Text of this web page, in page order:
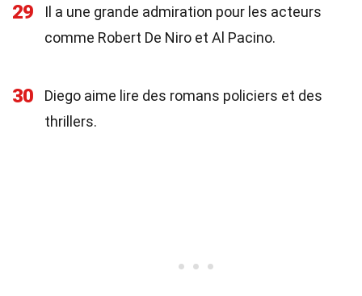
29
Il a une grande admiration pour les acteurs
comme Robert De Niro et Al Pacino.
30
Diego aime lire des romans policiers et des
thrillers.